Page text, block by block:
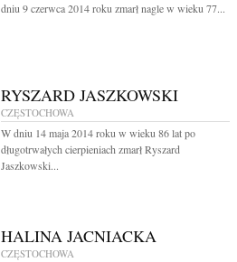
dniu 9 czerwca 2014 roku zmarł nagle w wieku 77...
RYSZARD JASZKOWSKI
CZĘSTOCHOWA
W dniu 14 maja 2014 roku w wieku 86 lat po
długotrwałych cierpieniach zmarł Ryszard
Jaszkowski...
HALINA JACNIACKA
CZĘSTOCHOWA